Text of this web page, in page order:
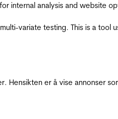
internal analysis and website
variate testing. This is a
Hensikten er å vise annonser